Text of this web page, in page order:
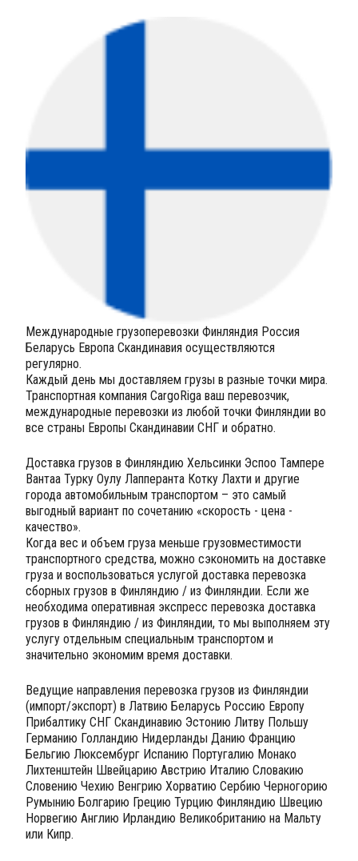
Международные грузоперевозки Финляндия Россия
Беларусь Европа Скандинавия осуществляются
регулярно.
Каждый день мы доставляем грузы в разные точки мира.
Транспортная компания CargoRiga ваш перевозчик,
международные перевозки из любой точки Финляндии во
все страны Европы Скандинавии СНГ и обратно.
Доставка грузов в Финляндию Хельсинки Эспоо Тампере
Вантаа Турку Оулу Лапперанта Котку Лахти и другие
города автомобильным транспортом – это самый
выгодный вариант по сочетанию «скорость - цена -
качество».
Когда вес и объем груза меньше грузовместимости
транспортного средства, можно сэкономить на доставке
груза и воспользоваться услугой доставка перевозка
сборных грузов в Финляндию / из Финляндии. Если же
необходима оперативная экспресс перевозка доставка
грузов в Финляндию / из Финляндии, то мы выполняем эту
услугу отдельным специальным транспортом и
значительно экономим время доставки.
Ведущие направления перевозка грузов из Финляндии
(импорт/экспорт) в Латвию Беларусь Россию Европу
Прибалтику СНГ Скандинавию Эстонию Литву Польшу
Германию Голландию Нидерланды Данию Францию
Бельгию Люксембург Испанию Португалию Монако
Лихтенштейн Швейцарию Австрию Италию Словакию
Словению Чехию Венгрию Хорватию Сербию Черногорию
Румынию Болгарию Грецию Турцию Финляндию Швецию
Норвегию Англию Ирландию Великобританию на Мальту
или Кипр.